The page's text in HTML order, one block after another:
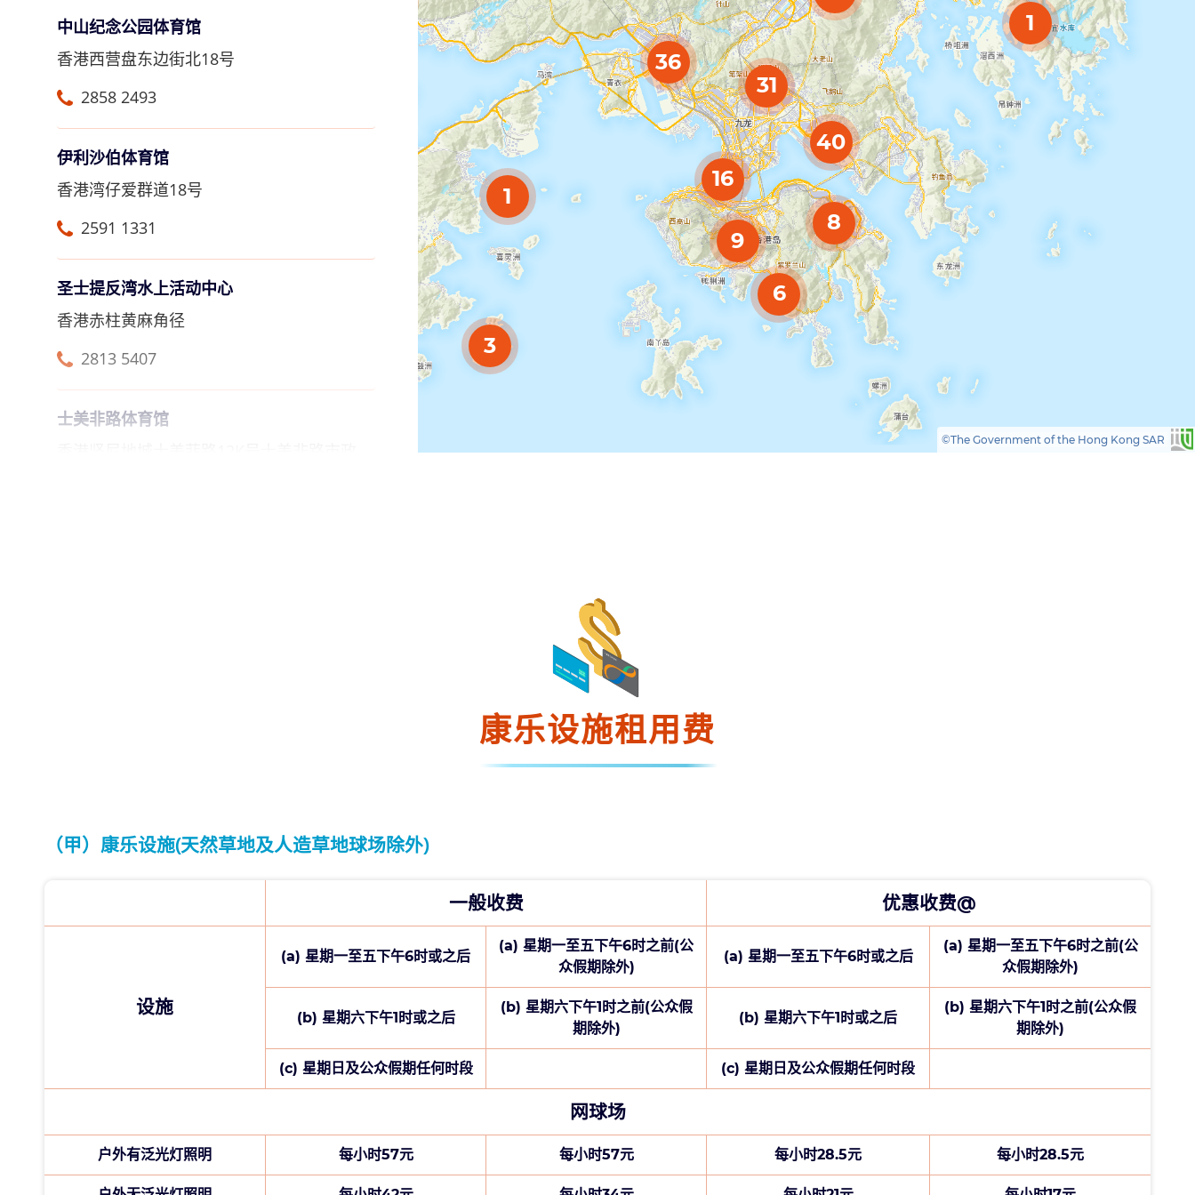
中山纪念公园体育馆
香港西营盘东边街北18号
2858 2493
伊利沙伯体育馆
香港湾仔爱群道18号
2591 1331
圣士提反湾水上活动中心
香港赤柱黄麻角径
2813 5407
士美非路体育馆
小西湾运动场
香港柴湾怡顺街6号
2898 7560
©The Government of the Hong Kong SAR
康乐设施租用费
（甲）康乐设施(天然草地及人造草地球场除外)
一般收费 优惠收费@
设施
(a) 星期一至五下午6时或之后
(a) 星期一至五下午6时之前(公
众假期除外)
(a) 星期一至五下午6时或之后
(a) 星期一至五下午6时之前(公
众假期除外)
(b) 星期六下午1时或之后
(b) 星期六下午1时之前(公众假
期除外)
(b) 星期六下午1时或之后
(b) 星期六下午1时之前(公众假
期除外)
(c) 星期日及公众假期任何时段 (c) 星期日及公众假期任何时段
网球场
户外有泛光灯照明 每小时57元 每小时57元 每小时28.5元 每小时28.5元